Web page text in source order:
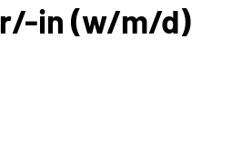
in (w/m/d)